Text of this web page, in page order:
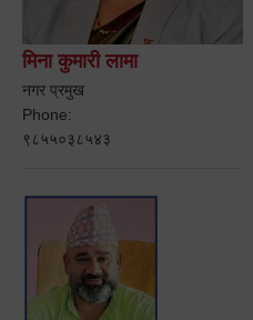
मिना कुमारी लामा
नगर प्रमुख
Phone:
९८५५०३८५४३